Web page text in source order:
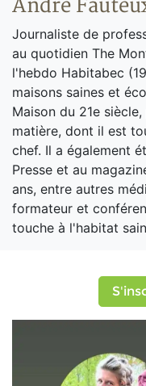
André
Journaliste de
au quotidien The
l'hebdo Habitabec
maisons saines et
Maison du 21e
matière, dont il est
chef. Il a également
Presse et au
ans, entre autres
formateur et
touche à l'habitat